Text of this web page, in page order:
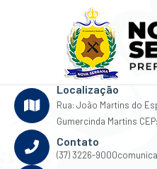
Localização
Rua: João Martins do
Gumercinda Martins
Contato
(37) 3226-9000